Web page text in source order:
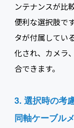
ンテナンスが比
便利な選択肢で
タが付属してい
化され、カメラ
合できます。
3. 選択時の考
同軸ケーブル